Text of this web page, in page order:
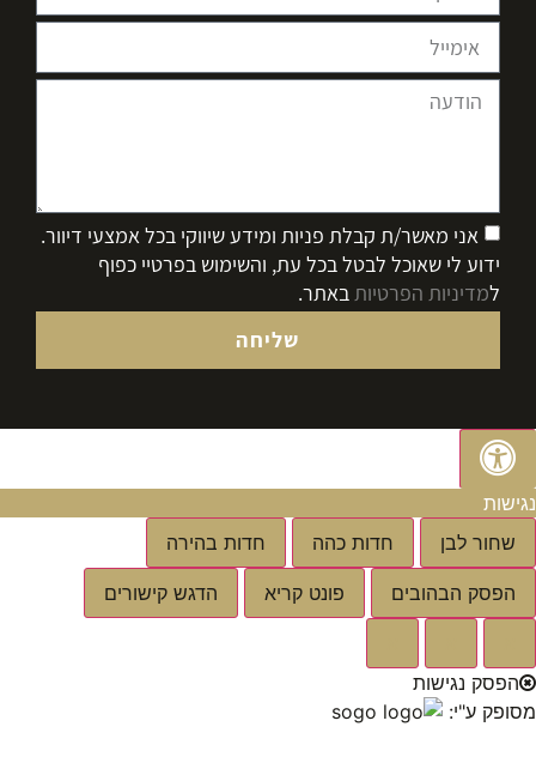
אני מאשר/ת קבלת פניות ומידע שיווקי בכל אמצעי דיוור.
ידוע לי שאוכל לבטל בכל עת, והשימוש בפרטיי כפוף
למדיניות הפרטיות באתר.
שליחה
נגישות
שחור לבן
חדות כהה חדות בהירה
הפסק הבהובים פונט קריא הדגש קישורים
הפסק נגישות
מסופק ע"י: